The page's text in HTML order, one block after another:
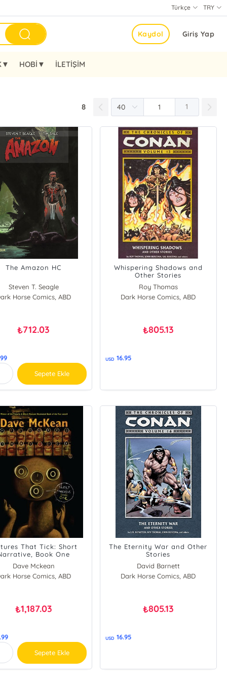
TRY
Türkçe
Giriş Yap
Kaydol
HOBİ▼ İLETİŞİM
8 1
The Amazon HC
Steven T. Seagle
Horse Comics, ABD
₺712.03
Sepete Ekle
Whispering Shadows and
Other Stories
Roy Thomas
Dark Horse Comics, ABD
₺805.13
USD 16.95
That Tick: Short
Book One
Dave Mckean
Horse Comics, ABD
₺1,187.03
Sepete Ekle
The Eternity War and Other
Stories
David Barnett
Dark Horse Comics, ABD
₺805.13
USD 16.95